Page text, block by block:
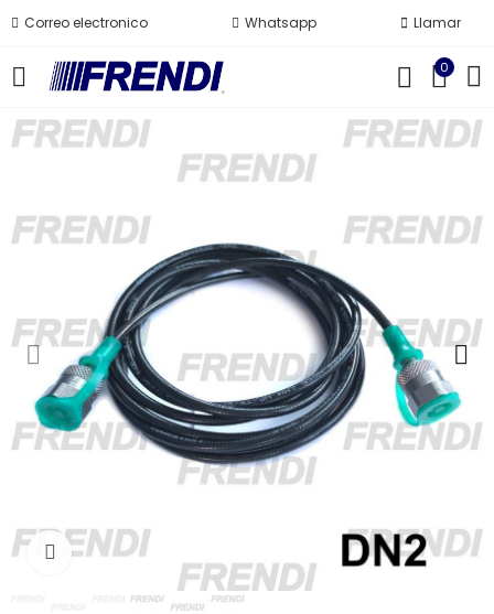
Correo electronico Whatsapp Llamar
0
Click para agrandar